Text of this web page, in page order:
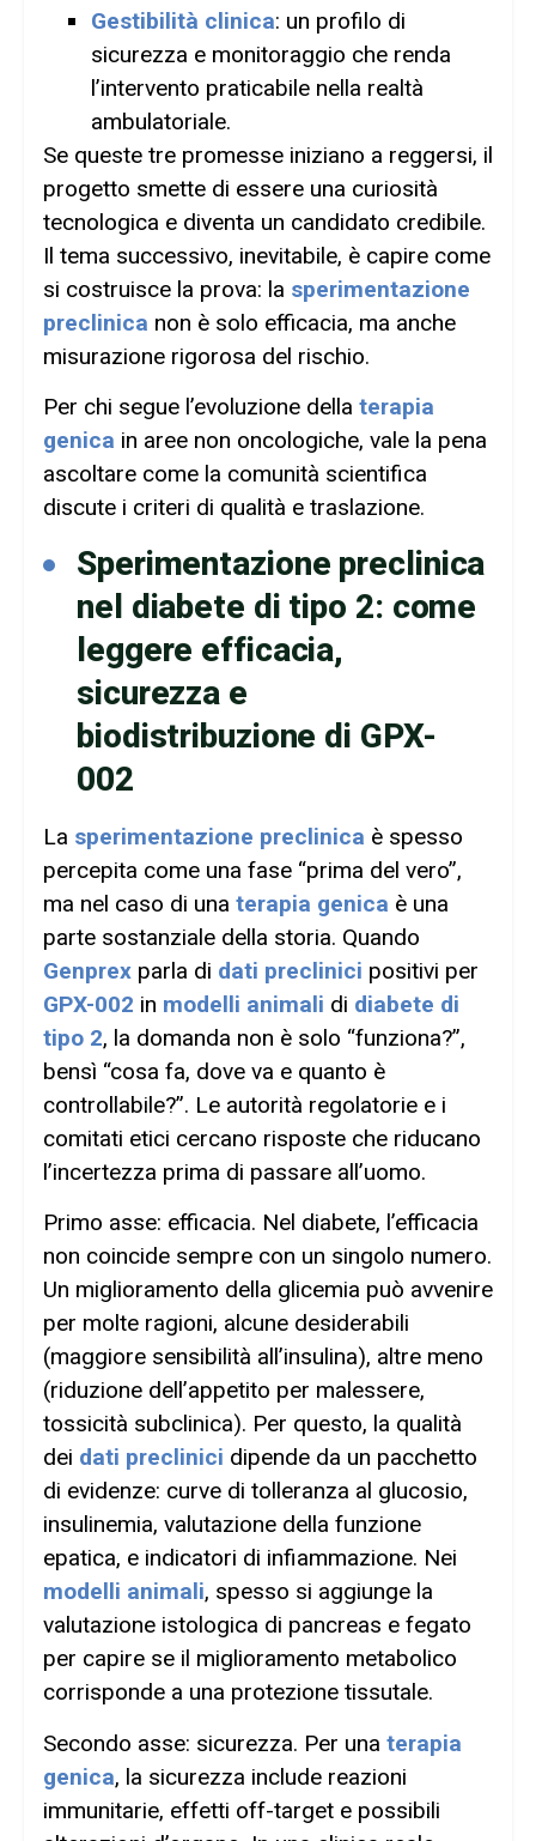
Gestibilità clinica: un profilo di
sicurezza e monitoraggio che renda
l’intervento praticabile nella realtà
ambulatoriale.
Se queste tre promesse iniziano a reggersi, il
progetto smette di essere una curiosità
tecnologica e diventa un candidato credibile.
Il tema successivo, inevitabile, è capire come
si costruisce la prova: la sperimentazione
preclinica non è solo efficacia, ma anche
misurazione rigorosa del rischio.
Per chi segue l’evoluzione della terapia
genica in aree non oncologiche, vale la pena
ascoltare come la comunità scientifica
discute i criteri di qualità e traslazione.
Sperimentazione preclinica
nel diabete di tipo 2: come
leggere efficacia,
sicurezza e
biodistribuzione di GPX-
002
La sperimentazione preclinica è spesso
percepita come una fase “prima del vero”,
ma nel caso di una terapia genica è una
parte sostanziale della storia. Quando
Genprex parla di dati preclinici positivi per
GPX-002 in modelli animali di diabete di
tipo 2, la domanda non è solo “funziona?”,
bensì “cosa fa, dove va e quanto è
controllabile?”. Le autorità regolatorie e i
comitati etici cercano risposte che riducano
l’incertezza prima di passare all’uomo.
Primo asse: efficacia. Nel diabete, l’efficacia
non coincide sempre con un singolo numero.
Un miglioramento della glicemia può avvenire
per molte ragioni, alcune desiderabili
(maggiore sensibilità all’insulina), altre meno
(riduzione dell’appetito per malessere,
tossicità subclinica). Per questo, la qualità
dei dati preclinici dipende da un pacchetto
di evidenze: curve di tolleranza al glucosio,
insulinemia, valutazione della funzione
epatica, e indicatori di infiammazione. Nei
modelli animali, spesso si aggiunge la
valutazione istologica di pancreas e fegato
per capire se il miglioramento metabolico
corrisponde a una protezione tissutale.
Secondo asse: sicurezza. Per una terapia
genica, la sicurezza include reazioni
immunitarie, effetti off-target e possibili